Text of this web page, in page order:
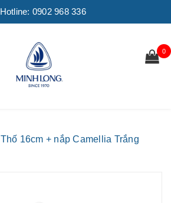
Hotline: 0902 968 336
0
Thố 16cm + nắp Camellia Trắng